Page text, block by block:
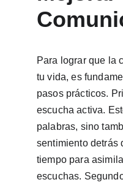
Para lograr que la
tu vida, es
pasos prácticos.
escucha activa.
palabras, sino
sentimiento detrás
tiempo para
escuchas.